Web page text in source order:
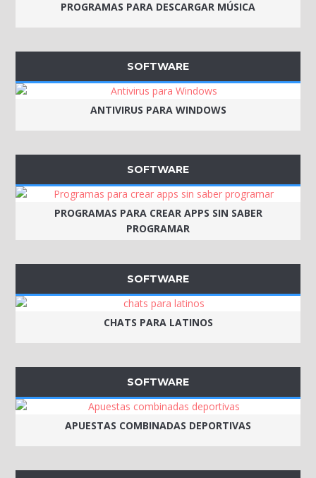
PROGRAMAS PARA DESCARGAR MÚSICA
SOFTWARE
ANTIVIRUS PARA WINDOWS
SOFTWARE
PROGRAMAS PARA CREAR APPS SIN SABER
PROGRAMAR
SOFTWARE
CHATS PARA LATINOS
SOFTWARE
APUESTAS COMBINADAS DEPORTIVAS